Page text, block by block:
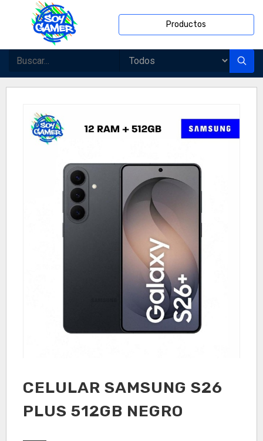
Productos
CELULAR SAMSUNG S26
PLUS 512GB NEGRO